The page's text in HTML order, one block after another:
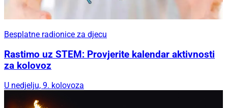
Besplatne radionice za djecu
Rastimo uz STEM: Provjerite kalendar aktivnosti
za kolovoz
U nedjelju, 9. kolovoza